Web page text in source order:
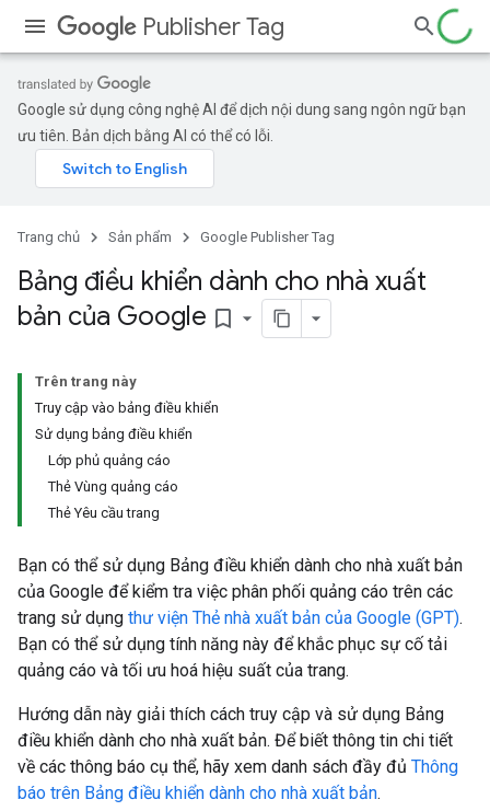
Publisher Tag
Google sử dụng công nghệ AI để dịch nội dung sang ngôn ngữ bạn
ưu tiên. Bản dịch bằng AI có thể có lỗi.
Trang chủ Sản phẩm Google Publisher Tag
Bảng điều khiển dành cho nhà xuất
bản của Google bookmark_border
Trên trang này
Truy cập vào bảng điều khiển
Sử dụng bảng điều khiển
Lớp phủ quảng cáo
Thẻ Vùng quảng cáo
Thẻ Yêu cầu trang
Bạn có thể sử dụng Bảng điều khiển dành cho nhà xuất bản
của Google để kiểm tra việc phân phối quảng cáo trên các
trang sử dụng thư viện Thẻ nhà xuất bản của Google (GPT).
Bạn có thể sử dụng tính năng này để khắc phục sự cố tải
quảng cáo và tối ưu hoá hiệu suất của trang.
Hướng dẫn này giải thích cách truy cập và sử dụng Bảng
điều khiển dành cho nhà xuất bản. Để biết thông tin chi tiết
về các thông báo cụ thể, hãy xem danh sách đầy đủ Thông
báo trên Bảng điều khiển dành cho nhà xuất bản.